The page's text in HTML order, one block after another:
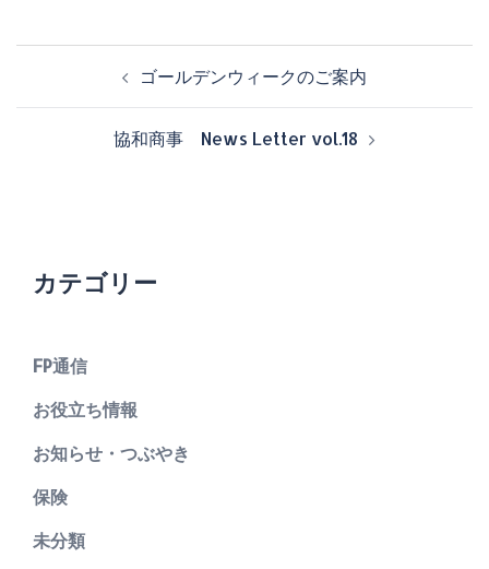
ゴールデンウィークのご案内
協和商事 News Letter vol.18
カテゴリー
FP通信
お役立ち情報
お知らせ・つぶやき
保険
未分類